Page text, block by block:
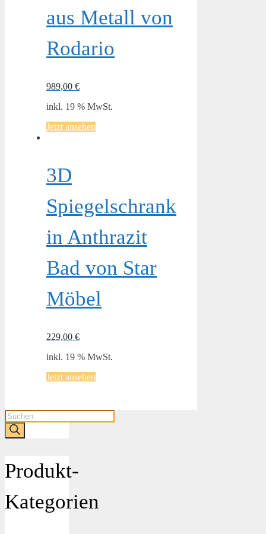
aus Metall von
Rodario
989,00 €
inkl. 19 % MwSt.
Jetzt ansehen
3D
Spiegelschrank
in Anthrazit
Bad von Star
Möbel
229,00 €
inkl. 19 % MwSt.
Jetzt ansehen
Products
search
Produkt-
Kategorien